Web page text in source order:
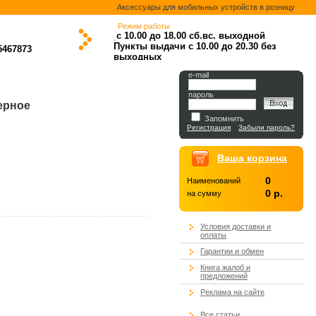
Аксессуары для мобильных устройств в розницу
Режим работы
с 10.00 до 18.00 сб.вс. выходной
....Пункты выдачи с 10.00 до 20.30 без
выходных
.
e-mail
пароль
Запомнить
Регистрация Забыли пароль?
Ваша корзина
Наименований 0
на сумму 0 р.
Условия доставки и
оплаты
Гарантии и обмен
Книга жалоб и
предложений
Реклама на сайте